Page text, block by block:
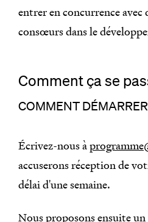
entrer en concurrence avec
consœurs dans le
Comment ça se
COMMENT
Écrivez-nous à
accuserons réception de
délai d'une semaine.
Nous proposons ensuite